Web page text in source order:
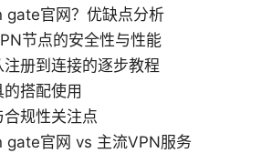
gate官网？优缺点分析
节点的安全性与性能
册到连接的逐步教程
搭配使用
规性关注点
gate官网 vs 主流VPN服务